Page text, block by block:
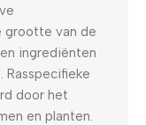
grootte van de
ingrediënten
Rasspecifieke
door het
en planten.